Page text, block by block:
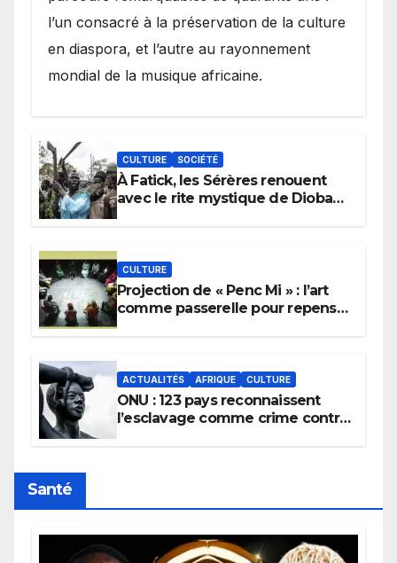
l’un consacré à la préservation de la culture
en diaspora, et l’autre au rayonnement
mondial de la musique africaine.
CULTURE SOCIÉTÉ
À Fatick, les Sérères renouent
avec le rite mystique de Diobaye
CULTURE
Projection de « Penc Mi » : l’art
comme passerelle pour repenser
ACTUALITÉS AFRIQUE CULTURE
ONU : 123 pays reconnaissent
l’esclavage comme crime contre
Santé